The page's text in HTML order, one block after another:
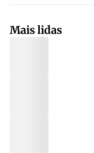
Mais lidas